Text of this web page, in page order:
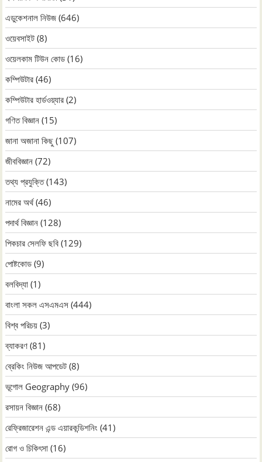
এডুকেশনাল নিউজ (646)
ওয়েবসাইট (8)
ওয়েলকাম টিউন কোড (16)
কম্পিউটার (46)
কম্পিউটার হার্ডওয়্যার (2)
গণিত বিজ্ঞান (15)
জানা অজানা কিছু (107)
জীববিজ্ঞান (72)
তথ্য প্রযুক্তি(143)
নামের অর্থ(46)
পদার্থ বিজ্ঞান (128)
পিকচার সেলফি ছবি (129)
পোষ্টকোড (9)
বলবিদ্যা (1)
বাংলা সকল এসএমএস (444)
বিশ্ব পরিচয় (3)
ব্যাকরণ (81)
ব্রেকিং নিউজ আপডেট (8)
ভূগোল Geography (96)
রসায়ন বিজ্ঞান (68)
রেফ্রিজারেশন এন্ড এয়ারকন্ডিশনিং (41)
রোগ ও চিকিৎসা (16)